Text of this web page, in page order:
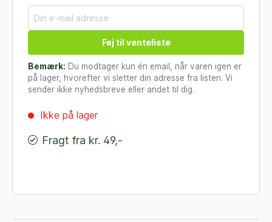
Føj til venteliste
Bemærk: Du modtager kun én email, når varen igen er
på lager, hvorefter vi sletter din adresse fra listen. Vi
sender ikke nyhedsbreve eller andet til dig.
Ikke på lager
Fragt fra kr. 49,-